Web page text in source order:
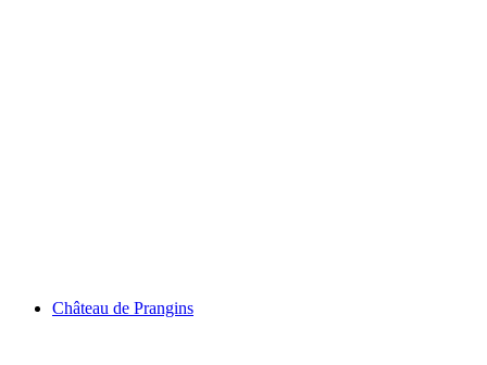
Château de Prangins